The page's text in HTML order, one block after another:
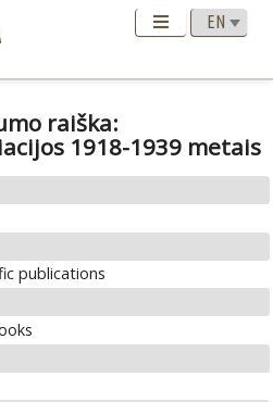
raiška:
1918-1939 metais
publications